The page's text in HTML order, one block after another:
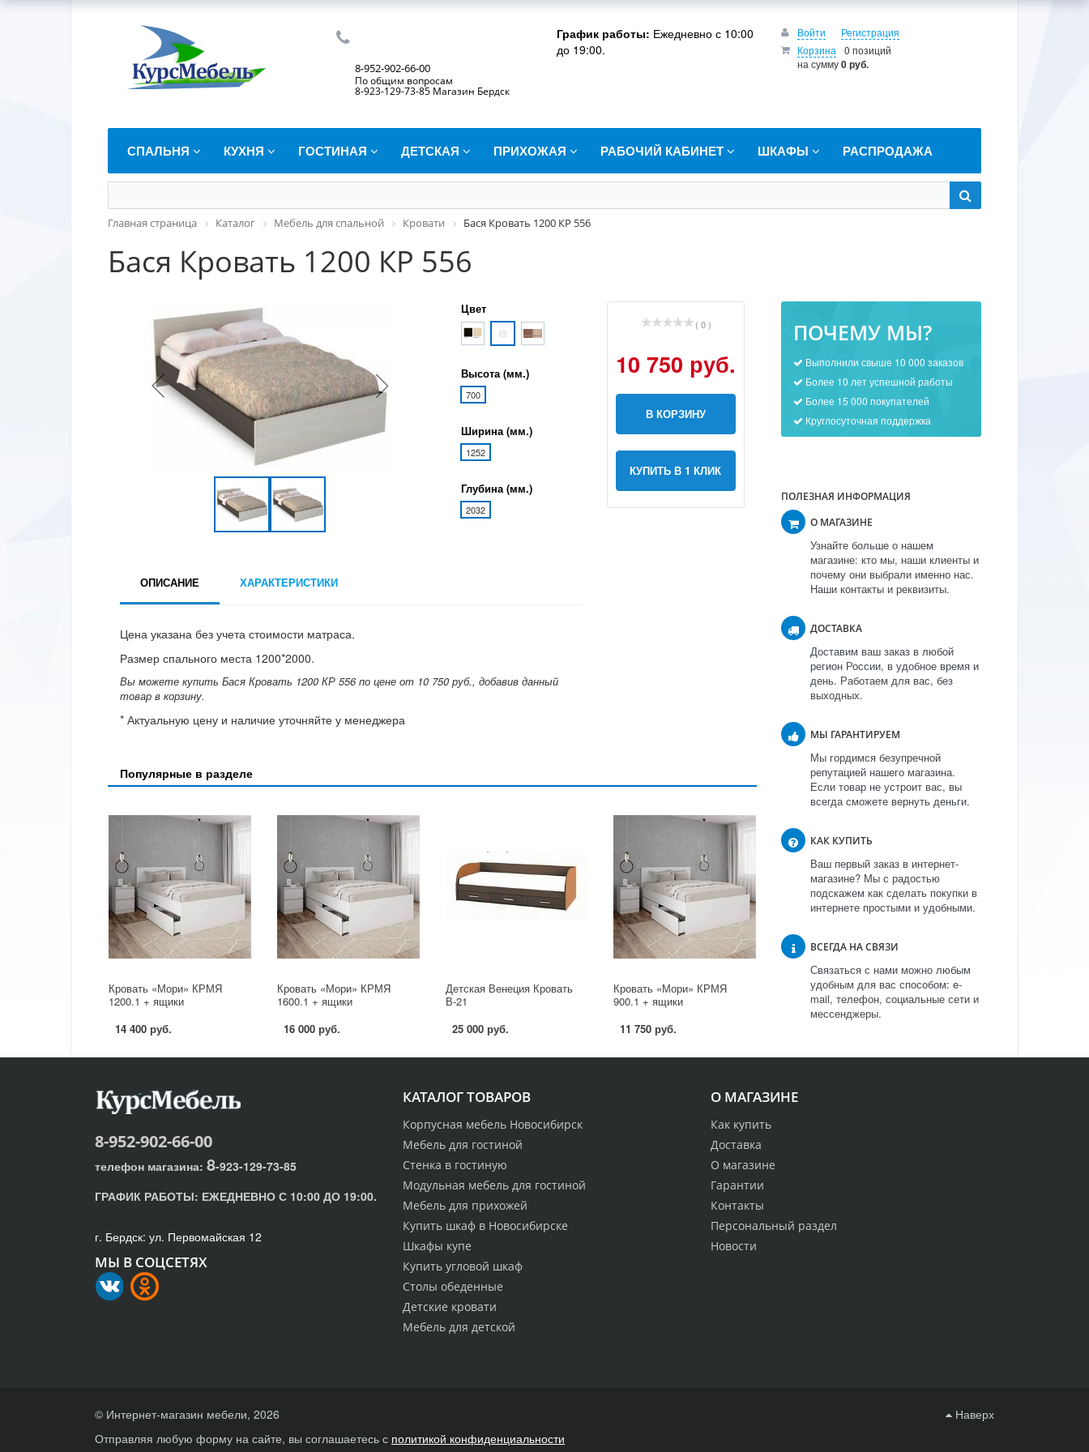
8-952-902-66-00
По общим вопросам
8-923-129-73-85 Магазин Бердск
График работы: Ежедневно с 10:00
до 19:00.
Войти
Регистрация
Корзина
0 позиций
на сумму0 руб.
СПАЛЬНЯ КУХНЯ ГОСТИНАЯ ДЕТСКАЯ ПРИХОЖАЯ РАБОЧИЙ КАБИНЕТ ШКАФЫ РАСПРОДАЖА
Главная страница Каталог Мебель для спальной Кровати Бася Кровать 1200 КР 556
Бася Кровать 1200 КР 556
Цвет
Высота (мм.)
700
Ширина (мм.)
1252
Глубина (мм.)
2032
( 0 )
10 750 руб.
В КОРЗИНУ
КУПИТЬ В 1 КЛИК
ОПИСАНИЕ ХАРАКТЕРИСТИКИ
Цена указана без учета стоимости матраса.
Размер спального места 1200*2000.
Вы можете купить Бася Кровать 1200 КР 556 по цене от 10 750 руб., добавив данный
товар в корзину.
* Актуальную цену и наличие уточняйте у менеджера
Популярные в разделе
Кровать «Мори» КРМЯ
1200.1 + ящики
14 400 руб.
Кровать «Мори» КРМЯ
1600.1 + ящики
16 000 руб.
Детская Венеция Кровать
В-21
25 000 руб.
Кровать «Мори» КРМЯ
900.1 + ящики
11 750 руб.
ПОЧЕМУ МЫ?
Выполнили свыше 10 000 заказов
Более 10 лет успешной работы
Более 15 000 покупателей
Круглосуточная поддержка
ПОЛЕЗНАЯ ИНФОРМАЦИЯ
О МАГАЗИНЕ
Узнайте больше о нашем
магазине: кто мы, наши клиенты и
почему они выбрали именно нас.
Наши контакты и реквизиты.
ДОСТАВКА
Доставим ваш заказ в любой
регион России, в удобное время и
день. Работаем для вас, без
выходных.
МЫ ГАРАНТИРУЕМ
Мы гордимся безупречной
репутацией нашего магазина.
Если товар не устроит вас, вы
всегда сможете вернуть деньги.
КАК КУПИТЬ
Ваш первый заказ в интернет-
магазине? Мы с радостью
подскажем как сделать покупки в
интернете простыми и удобными.
ВСЕГДА НА СВЯЗИ
Связаться с нами можно любым
удобным для вас способом: e-
mail, телефон, социальные сети и
мессенджеры.
О МАГАЗИНЕ
Как купить
Доставка
О магазине
Гарантии
Контакты
Персональный раздел
Новости
КАТАЛОГ ТОВАРОВ
Корпусная мебель Новосибирск
Мебель для гостиной
Стенка в гостиную
Модульная мебель для гостиной
Мебель для прихожей
Купить шкаф в Новосибирске
Шкафы купе
Купить угловой шкаф
Столы обеденные
Детские кровати
Мебель для детской
8-952-902-66-00
телефон магазина: 8-923-129-73-85
ГРАФИК РАБОТЫ: ЕЖЕДНЕВНО С 10:00 ДО 19:00.
г. Бердск: ул. Первомайская 12
МЫ В СОЦСЕТЯХ
© Интернет-магазин мебели, 2026
Наверх
Отправляя любую форму на сайте, вы соглашаетесь с политикой конфиденциальности